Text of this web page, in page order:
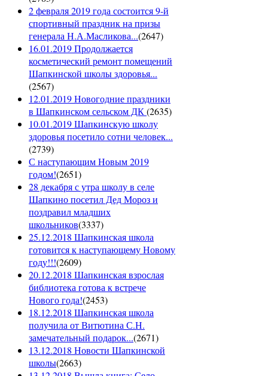
2 февраля 2019 года состоится 9-й
спортивный праздник на призы
генерала Н.А.Масликова...(2647)
16.01.2019 Продолжается
косметический ремонт помещений
Шапкинской школы здоровья...
(2567)
12.01.2019 Новогодние праздники
в Шапкинском сельском ДК(2635)
10.01.2019 Шапкинскую школу
здоровья посетило сотни человек...
(2739)
С наступающим Новым 2019
годом!(2651)
28 декабря с утра школу в селе
Шапкино посетил Дед Мороз и
поздравил младших
школьников(3337)
25.12.2018 Шапкинская школа
готовится к наступающему Новому
году!!!(2609)
20.12.2018 Шапкинская взрослая
библиотека готова к встрече
Нового года!(2453)
18.12.2018 Шапкинская школа
получила от Витютина С.Н.
замечательный подарок...(2671)
13.12.2018 Новости Шапкинской
школы(2663)